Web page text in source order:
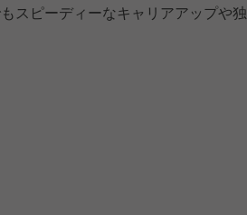
スピーディーなキャリアアップや独